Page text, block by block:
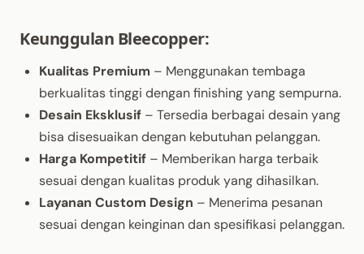
Keunggulan Bleecopper:
Kualitas Premium – Menggunakan tembaga
berkualitas tinggi dengan finishing yang sempurna.
Desain Eksklusif – Tersedia berbagai desain yang
bisa disesuaikan dengan kebutuhan pelanggan.
Harga Kompetitif – Memberikan harga terbaik
sesuai dengan kualitas produk yang dihasilkan.
Layanan Custom Design – Menerima pesanan
sesuai dengan keinginan dan spesifikasi pelanggan.